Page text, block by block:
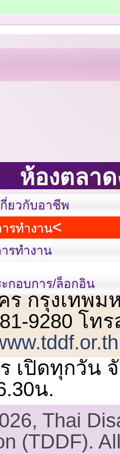
ห้องตลา
ยวกับอาชีพ
รทำงาน
รทำงาน
กอบการ/ล็อกอิน
น 2 ถนนวิ
ร กรุงเทพม
9280 โท
เปิดทุกวัน
น.
Thai
(TDDF).